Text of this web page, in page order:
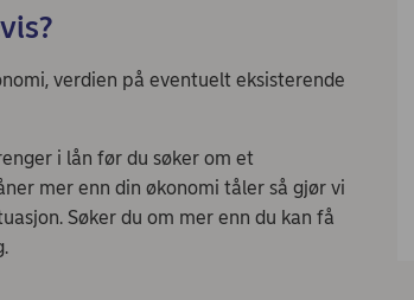
verdien på eventuelt eksisterende
i lån før du søker om et
mer enn din økonomi tåler så gjør vi
Søker du om mer enn du kan få